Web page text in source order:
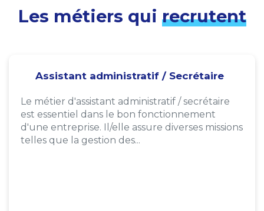
Les métiers qui recrutent
Assistant administratif / Secrétaire
Le métier d'assistant administratif / secrétaire
est essentiel dans le bon fonctionnement
d'une entreprise. Il/elle assure diverses missions
telles que la gestion des...